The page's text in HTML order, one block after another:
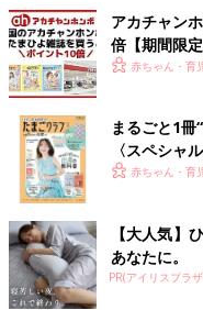
アカチャン
倍【期間限定
赤ちゃん・育
まるごと1冊
〈スペシャ
赤ちゃん・育
【大人気】
あなたに。
PR(アイリスプラ